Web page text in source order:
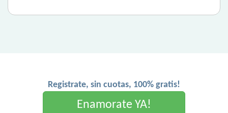
Registrate, sin cuotas, 100% gratis!
Enamorate YA!